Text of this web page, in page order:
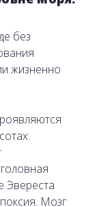
без
жизненно
Эвереста
Мозг